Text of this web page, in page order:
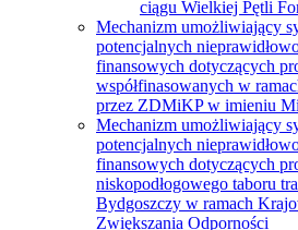
ciągu Wielkiej Pętli
Mechanizm umożliwiający
potencjalnych
finansowych dotyczących
współfinasowanych w
przez ZDMiKP w imieniu
Mechanizm umożliwiający
potencjalnych
finansowych dotyczących
niskopodłogowego taboru
Bydgoszczy w ramach
Zwiększania Odporności